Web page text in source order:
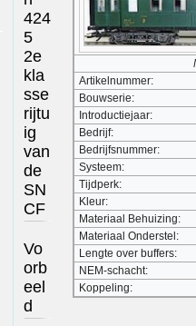
Artikelnummer:
Bouwserie:
Introductiejaar:
Bedrijf:
Bedrijfsnummer:
Systeem:
Tijdperk:
Kleur:
Materiaal Behuizing:
Materiaal Onderstel:
Lengte over buffers:
NEM-schacht:
Koppeling:
424
5
2e
kla
sse
rijtu
ig
van
de
SN
CF
Vo
orb
eel
d